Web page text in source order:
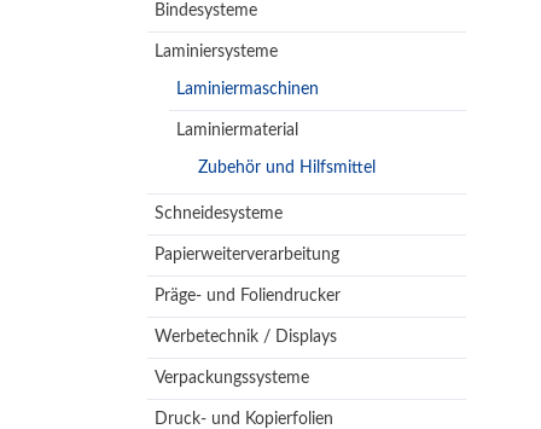
Bindesysteme
Laminiersysteme
Laminiermaschinen
Laminiermaterial
Zubehör und Hilfsmittel
Schneidesysteme
Papierweiterverarbeitung
Präge- und Foliendrucker
Werbetechnik / Displays
Verpackungssysteme
Druck- und Kopierfolien